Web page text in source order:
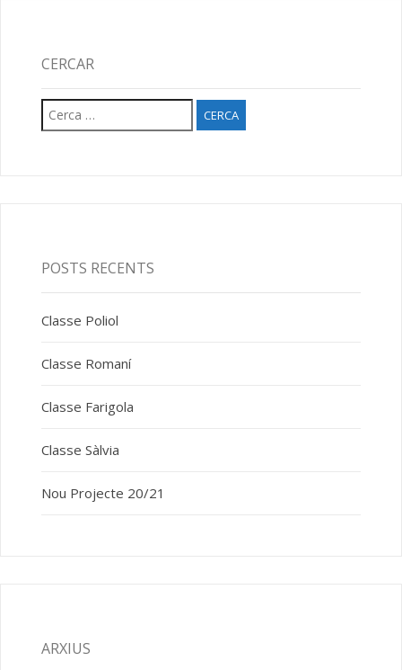
CERCAR
Cerca:
POSTS RECENTS
Classe Poliol
Classe Romaní
Classe Farigola
Classe Sàlvia
Nou Projecte 20/21
ARXIUS